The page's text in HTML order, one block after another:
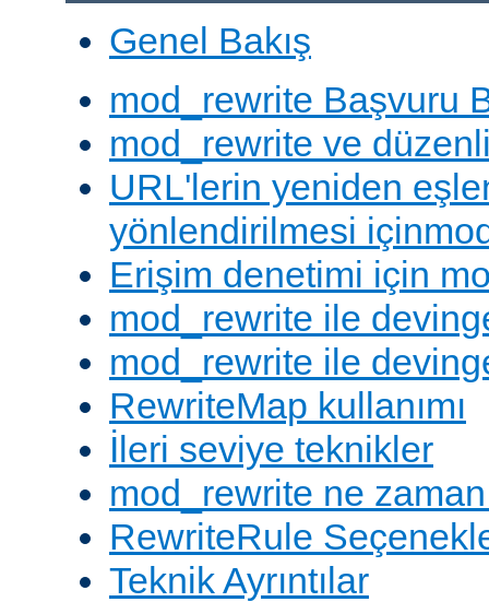
Genel Bakış
mod_rewrite Başvuru
mod_rewrite ve
URL'lerin yeniden
yönlendirilmesi
Erişim denetimi için
mod_rewrite ile
mod_rewrite ile
RewriteMap kullanımı
İleri seviye teknikler
mod_rewrite ne
RewriteRule
Teknik Ayrıntılar